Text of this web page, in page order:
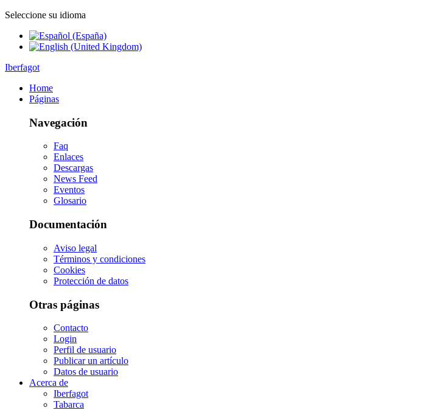
Seleccione su idioma
Iberfagot
Home
Páginas
Navegación
Faq
Enlaces
Descargas
News Feed
Eventos
Glosario
Documentación
Aviso legal
Términos y condiciones
Cookies
Protección de datos
Otras páginas
Contacto
Login
Perfil de usuario
Publicar un artículo
Datos de usuario
Acerca de
Iberfagot
Tabarca